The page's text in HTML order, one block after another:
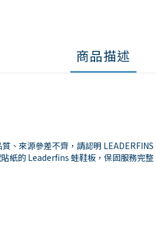
商品描述
質、來源參差不齊，請認明
紙的 Leaderfins 蛙鞋板，保固服務完整